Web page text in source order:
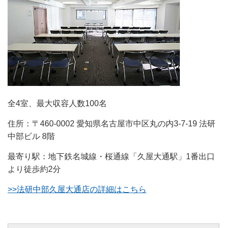
全4室、最大収容人数100名
住所：〒460-0002 愛知県名古屋市中区丸の内3-7-19 法研
中部ビル 8階
最寄り駅：地下鉄名城線・桜通線「久屋大通駅」1番出口
より徒歩約2分
>>法研中部久屋大通店の詳細はこちら